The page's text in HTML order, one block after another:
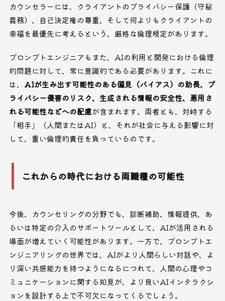
カウンセラーには、クライアントのプライバシー保護（守秘
義務）、自己決定権の尊重、そして何よりもクライアントの
幸福を最優先に考えるという、厳格な倫理規定があります。
プロンプトエンジニアもまた、AIの利用と開発における倫理
的問題に対して、常に意識的である必要があります。これに
は、 AIが生み出す可能性のある偏見（バイアス）の助長、プ
ライバシー侵害のリスク、生成される情報の安全性、悪用さ
れる可能性などへの配慮が含まれます。両者とも、対峙する
「相手」（人間またはAI）と、それが社会に与える影響に対
して、重い倫理的責任を負っているのです。
これからの時代における両職種の可能性
今後、カウンセリングの分野でも、診断補助、情報提供、あ
るいは特定の介入のサポートツールとして、AIが活用される
場面が増えていく可能性があります。一方で、プロンプトエ
ンジニアリングの世界では、AIがより人間らしい対話や、よ
り深い共感能力を持つようになるにつれて、人間の心理やコ
ミュニケーションに関する知見が、より良いAIインタラクシ
ョンを設計する上で不可欠になってくるでしょう。